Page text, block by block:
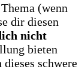
(wenn
dir diesen
nicht
bieten
schwere